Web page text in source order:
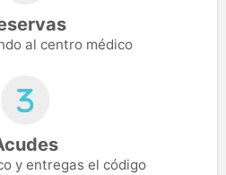
al centro médico
y entregas el código